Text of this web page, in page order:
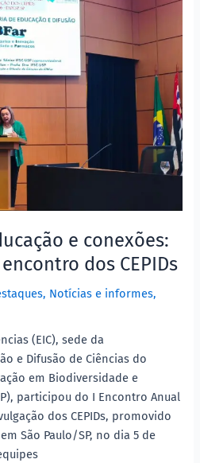
e conexões:
dos CEPIDs
, Notícias e informes,
(EIC), sede da
e Difusão de Ciências do
em Biodiversidade e
participou do I Encontro Anual
dos CEPIDs, promovido
São Paulo/SP, no dia 5 de